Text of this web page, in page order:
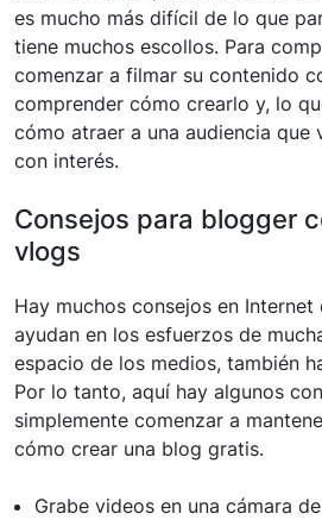
es mucho más difícil de lo que
tiene muchos escollos. Para
comenzar a filmar su contenido
comprender cómo crearlo y, lo
cómo atraer a una audiencia que
con interés.
Consejos para blogger
vlogs
Hay muchos consejos en Internet
ayudan en los esfuerzos de
espacio de los medios, también
Por lo tanto, aquí hay algunos
simplemente comenzar a
cómo crear una blog gratis.
Grabe videos en una cámara